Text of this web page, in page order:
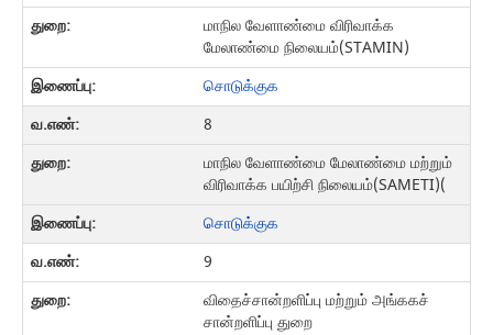
மாநில வேளாண்மை விரிவாக்க
மேலாண்மை நிலையம்(STAMIN)
சொடுக்குக
8
மாநில வேளாண்மை மேலாண்மை மற்றும்
விரிவாக்க பயிற்சி நிலையம்(SAMETI)(
சொடுக்குக
9
விதைச்சான்றளிப்பு மற்றும் அங்ககச்
சான்றளிப்பு துறை